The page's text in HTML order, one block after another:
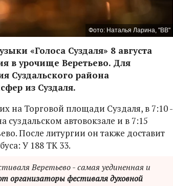
Фото: Наталья Ларина, "ВВ"
«Голоса Суздаля» 8 августа
в урочище Веретьево. Для
Суздальского района
из Суздаля.
на Торговой площади Суздаля, в 7:10 -
суздальском автовокзале и в 7:15
После литургии он также доставит
У 188 ТК 33.
Веретьево - самая уединенная и
организаторы фестиваля духовной